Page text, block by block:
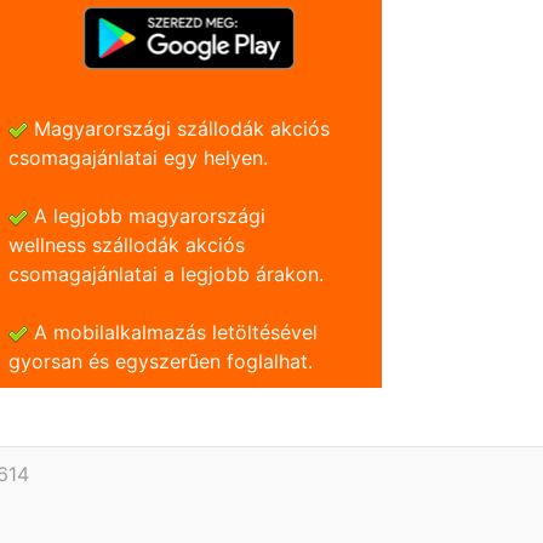
Magyarországi szállodák akciós
csomagajánlatai egy helyen.
A legjobb magyarországi
wellness szállodák akciós
csomagajánlatai a legjobb árakon.
A mobilalkalmazás letöltésével
gyorsan és egyszerũen foglalhat.